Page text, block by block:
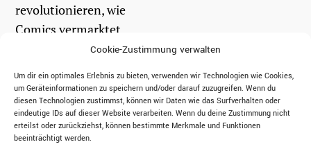
Cookie-Zustimmung verwalten
Um dir ein optimales Erlebnis zu bieten, verwenden wir Technologien wie Cookies,
um Geräteinformationen zu speichern und/oder darauf zuzugreifen. Wenn du
diesen Technologien zustimmst, können wir Daten wie das Surfverhalten oder
eindeutige IDs auf dieser Website verarbeiten. Wenn du deine Zustimmung nicht
erteilst oder zurückziehst, können bestimmte Merkmale und Funktionen
beeinträchtigt werden.
revolutionieren, wie
Comics vermarktet
werden und...
weiterlesen